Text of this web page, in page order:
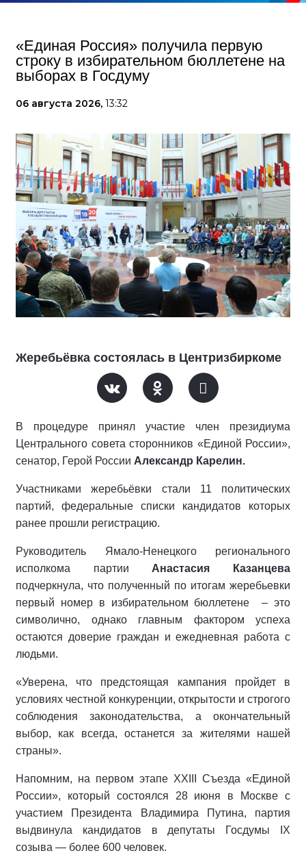
«Единая Россия» получила первую
строку в избирательном бюллетене на
выборах в Госдуму
06 августа 2026, 13:32
Жеребьёвка состоялась в Центризбиркоме
В процедуре принял участие член президиума
Центрального совета сторонников «Единой России»,
сенатор, Герой России Александр Карелин.
Участниками жеребьёвки стали 11 политических
партий, федеральные списки кандидатов которых
ранее прошли регистрацию.
Руководитель Ямало-Ненецкого регионального
исполкома партии Анастасия Казанцева
подчеркнула, что полученный по итогам жеребьевки
первый номер в избирательном бюллетене
– это
символично, однако главным фактором успеха
остаются доверие граждан и ежедневная работа с
людьми.
«Уверена, что предстоящая кампания пройдет в
условиях честной конкуренции, открытости и строгого
соблюдения законодательства, а окончательный
выбор, как всегда, останется за жителями нашей
страны».
Напомним, на первом этапе XXIII Съезда «Единой
России», который состоялся 28 июня в Москве с
участием Президента Владимира Путина, партия
выдвинула кандидатов в депутаты Госдумы IX
созыва — более 600 человек.